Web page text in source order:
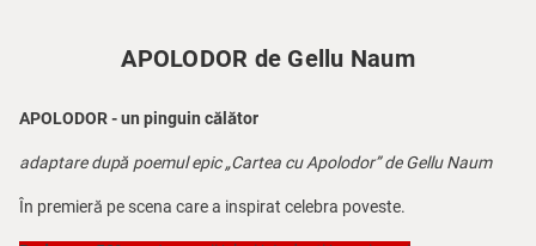
APOLODOR de Gellu Naum
APOLODOR - un pinguin călător
adaptare după poemul epic „Cartea cu Apolodor” de Gellu Naum
În premieră pe scena care a inspirat celebra poveste.